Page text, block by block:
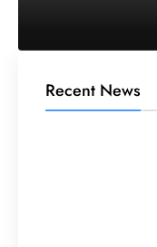
Recent News